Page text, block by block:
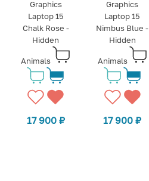
Graphics
Laptop 15
Chalk Rose -
Hidden
Animals
17 900 ₽
Graphics
Laptop 15
Nimbus Blue -
Hidden
Animals
17 900₽